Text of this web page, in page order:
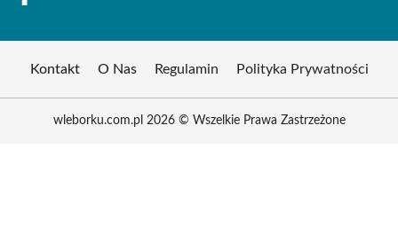
Kontakt O Nas Regulamin Polityka Prywatności
wleborku.com.pl 2026 © Wszelkie Prawa Zastrzeżone